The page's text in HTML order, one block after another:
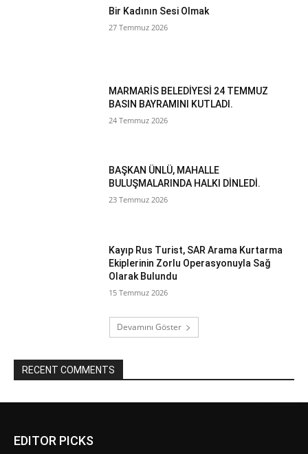
Bir Kadının Sesi Olmak
27 Temmuz 2026
MARMARİS BELEDİYESİ 24 TEMMUZ
BASIN BAYRAMINI KUTLADI.
24 Temmuz 2026
BAŞKAN ÜNLÜ, MAHALLE
BULUŞMALARINDA HALKI DİNLEDİ.
23 Temmuz 2026
Kayıp Rus Turist, SAR Arama Kurtarma
Ekiplerinin Zorlu Operasyonuyla Sağ
Olarak Bulundu
15 Temmuz 2026
Devamını Göster
RECENT COMMENTS
EDITOR PICKS